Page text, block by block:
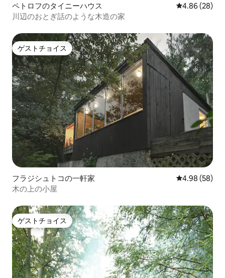
ペトロフのタイニーハウス レビュー28
4.86 (28)
川辺のおとぎ話のような木造の家
ゲストチョイス
ゲストチョイス
フラジシュトコの一軒家 レビュー58
4.98 (58)
木の上の小屋
ゲストチョイス
ゲストチョイス